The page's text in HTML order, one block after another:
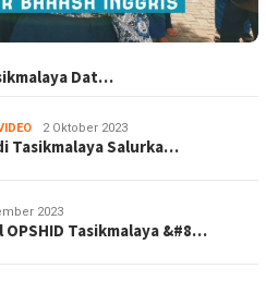
Dat…
2 Oktober 2023
Tasikmalaya Salurka…
2023
Tasikmalaya &#8…